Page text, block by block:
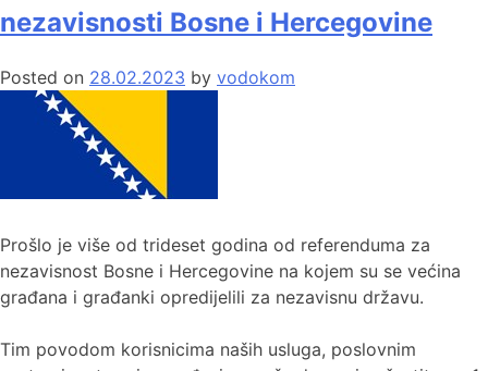
nezavisnosti Bosne i Hercegovine
Posted on 28.02.2023 by vodokom
Prošlo je više od trideset godina od referenduma za
nezavisnost Bosne i Hercegovine na kojem su se većina
građana i građanki opredijelili za nezavisnu državu.
Tim povodom korisnicima naših usluga, poslovnim